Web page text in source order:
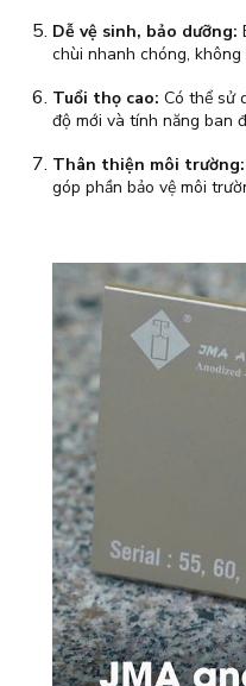
Dễ vệ sinh, bảo dưỡng:
chùi nhanh chóng, không
Tuổi thọ cao: Có thể sử
độ mới và tính năng ban
Thân thiện môi trường:
góp phần bảo vệ môi